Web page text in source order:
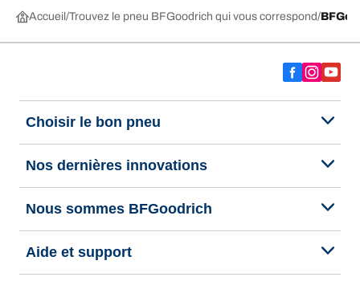
Accueil Trouvez le pneu BFGoodrich qui vous correspond
Choisir le bon pneu
Nos dernières innovations
Nous sommes BFGoodrich
Aide et support